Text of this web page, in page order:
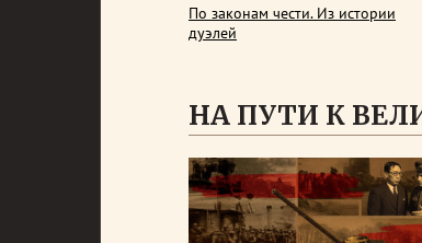
По законам чести. Из истории
дуэлей
НА ПУТИ К